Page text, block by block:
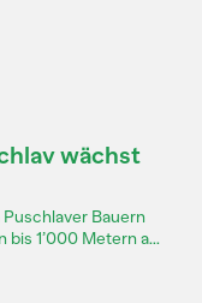
wächst
Bauern
1’000 Metern a...